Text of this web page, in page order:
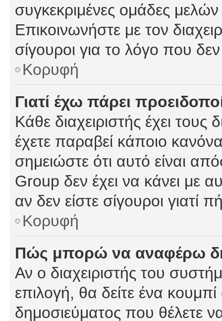
συγκεκριμένες ομάδες
Επικοινωνήστε με τον
σίγουροι για το λόγο που
Κορυφή
Γιατί έχω πάρει
Κάθε διαχειριστής έχει
έχετε παραβεί κάποιο
σημειώστε ότι αυτό είναι
Group δεν έχει να κάνει με
αν δεν είστε σίγουροι γιατί
Κορυφή
Πώς μπορώ να αναφέρω
Αν ο διαχειριστής του
επιλογή, θα δείτε ένα
δημοσιεύματος που θέλετε